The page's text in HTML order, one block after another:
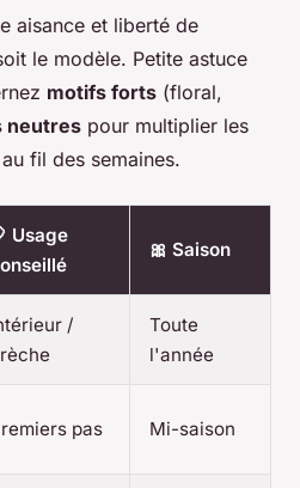
aisance et liberté de
le modèle. Petite astuce
motifs forts (floral,
neutres pour multiplier les
fil des semaines.
Usage
🎀 Saison
/
Toute
l'année
pas Mi-saison